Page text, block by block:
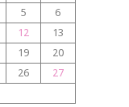
5
6
12
13
19
20
26
27